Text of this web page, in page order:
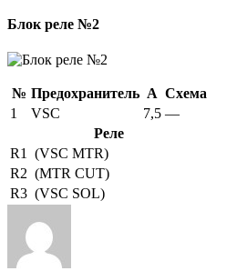
Блок реле №2
№ Предохранитель А Схема
1
VSC 7,5 —
Реле
R1
(VSC MTR)
R2 (MTR CUT)
R3 (VSC SOL)